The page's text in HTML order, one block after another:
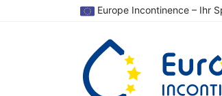
Europe Incontinence – Ihr